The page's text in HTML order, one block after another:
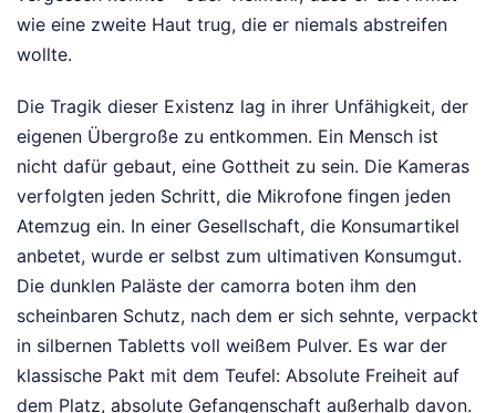
wie eine zweite Haut trug, die er niemals abstreifen
wollte.
Die Tragik dieser Existenz lag in ihrer Unfähigkeit, der
eigenen Übergroße zu entkommen. Ein Mensch ist
nicht dafür gebaut, eine Gottheit zu sein. Die Kameras
verfolgten jeden Schritt, die Mikrofone fingen jeden
Atemzug ein. In einer Gesellschaft, die Konsumartikel
anbetet, wurde er selbst zum ultimativen Konsumgut.
Die dunklen Paläste der camorra boten ihm den
scheinbaren Schutz, nach dem er sich sehnte, verpackt
in silbernen Tabletts voll weißem Pulver. Es war der
klassische Pakt mit dem Teufel: Absolute Freiheit auf
dem Platz, absolute Gefangenschaft außerhalb davon.